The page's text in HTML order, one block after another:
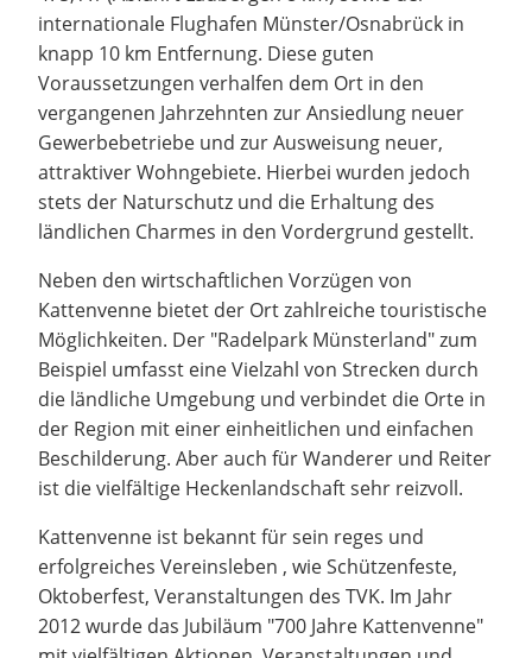
internationale Flughafen Münster/Osnabrück in
knapp 10 km Entfernung. Diese guten
Voraussetzungen verhalfen dem Ort in den
vergangenen Jahrzehnten zur Ansiedlung neuer
Gewerbebetriebe und zur Ausweisung neuer,
attraktiver Wohngebiete. Hierbei wurden jedoch
stets der Naturschutz und die Erhaltung des
ländlichen Charmes in den Vordergrund gestellt.
Neben den wirtschaftlichen Vorzügen von
Kattenvenne bietet der Ort zahlreiche touristische
Möglichkeiten. Der "Radelpark Münsterland" zum
Beispiel umfasst eine Vielzahl von Strecken durch
die ländliche Umgebung und verbindet die Orte in
der Region mit einer einheitlichen und einfachen
Beschilderung. Aber auch für Wanderer und Reiter
ist die vielfältige Heckenlandschaft sehr reizvoll.
Kattenvenne ist bekannt für sein reges und
erfolgreiches Vereinsleben , wie Schützenfeste,
Oktoberfest, Veranstaltungen des TVK. Im Jahr
2012 wurde das Jubiläum "700 Jahre Kattenvenne"